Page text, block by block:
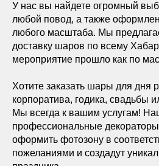
У нас вы найдете огромный
любой повод, а также
любого масштаба. Мы
доставку шаров по всему
мероприятие прошло как по
Хотите заказать шары для дня
корпоратива, годика, свадьбы
Мы всегда к вашим услугам!
профессиональные
оформить фотозону в
пожеланиями и создадут